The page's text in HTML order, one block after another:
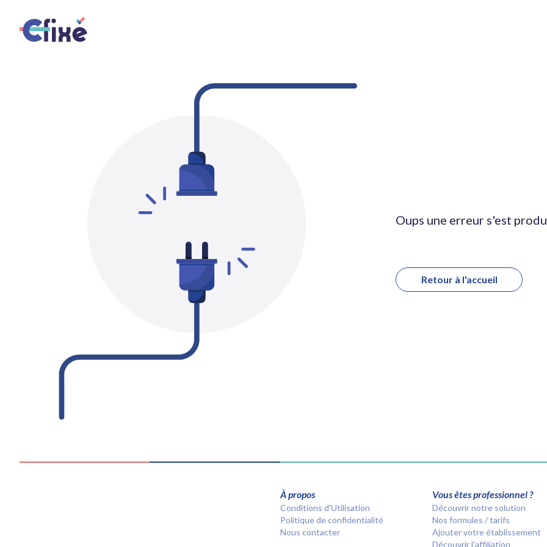
Oups une erreur s'est
Retour à l'accueil
À propos
Conditions d’Utilisation
Politique de confidentialité
Nous contacter
Vous êtes professionnel ?
Découvrir notre solution
Nos formules / tarifs
Ajouter votre établissement
Découvrir l'affiliation